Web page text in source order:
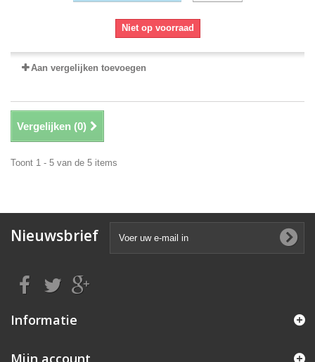
Niet op voorraad
Aan vergelijken toevoegen
Vergelijken (0)
Toont 1 - 5 van de 5 items
Nieuwsbrief
Informatie